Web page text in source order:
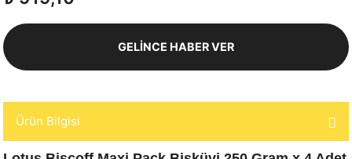
GELİNCE HABER VER
Ürün Bilgisi